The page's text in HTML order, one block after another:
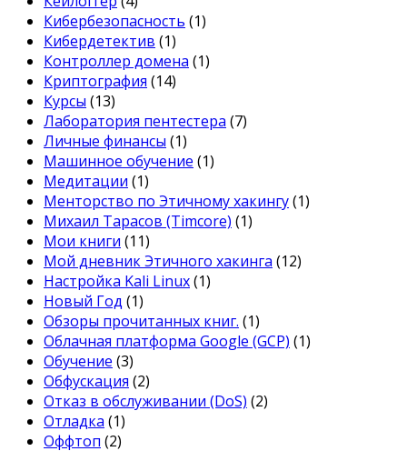
Кибербезопасность (1)
Кибердетектив (1)
Контроллер домена (1)
Криптография (14)
Курсы (13)
Лаборатория пентестера (7)
Личные финансы (1)
Машинное обучение (1)
Медитации (1)
Менторство по Этичному хакингу(1)
Михаил Тарасов (Timcore) (1)
Мои книги (11)
Мой дневник Этичного хакинга (12)
Настройка Kali Linux(1)
Новый Год (1)
Обзоры прочитанных книг. (1)
Облачная платформа Google (GCP) (1)
Обучение (3)
Обфускация (2)
Отказ в обслуживании (DoS) (2)
Отладка (1)
Оффтоп (2)